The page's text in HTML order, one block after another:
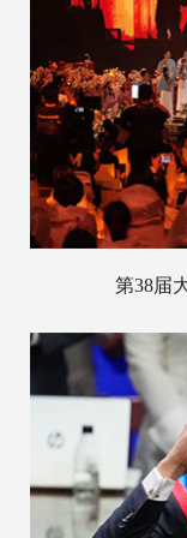
第38届